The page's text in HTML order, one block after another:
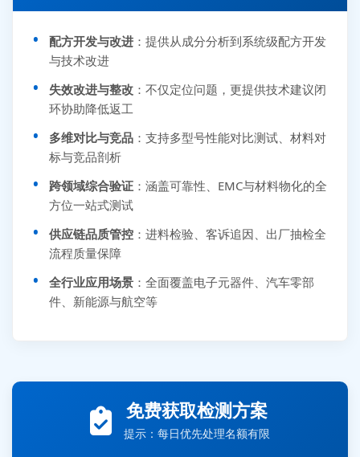
配方开发与改进 ：提供从成分分析到系统级配方开发
与技术改进
失效改进与整改 ：不仅定位问题，更提供技术建议闭
环协助降低返工
多维对比与竞品 ：支持多型号性能对比测试、材料对
标与竞品剖析
跨领域综合验证 ：涵盖可靠性、EMC与材料物化的全
方位一站式测试
供应链品质管控 ：进料检验、客诉追因、出厂抽检全
流程质量保障
全行业应用场景 ：全面覆盖电子元器件、汽车零部
件、新能源与航空等
免费获取检测方案
提示：每日优先处理名额有限
李女士 159****5393 3分钟前提交可靠性测试需求
王经理 186****9012 7分钟前提交并网/涉网试验需求